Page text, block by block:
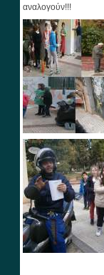
αναλογούν!!!